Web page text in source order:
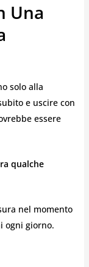
Una
solo alla
e uscire con
essere
qualche
nel momento
ogni giorno.